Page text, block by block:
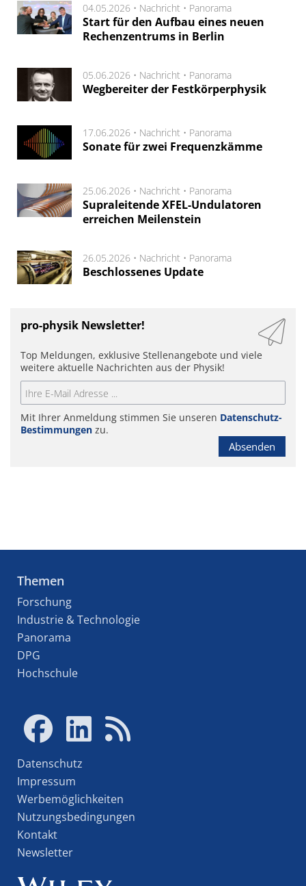
04.05.2026 • Nachricht • Panorama
Start für den Aufbau eines neuen
Rechenzentrums in Berlin
05.06.2026 • Nachricht • Panorama
Wegbereiter der Festkörperphysik
17.06.2026 • Nachricht • Panorama
Sonate für zwei Frequenzkämme
25.06.2026 • Nachricht • Panorama
Supraleitende XFEL-Undulatoren
erreichen Meilenstein
26.05.2026 • Nachricht • Panorama
Beschlossenes Update
pro-physik Newsletter!
Top Meldungen, exklusive Stellenangebote und viele
weitere aktuelle Nachrichten aus der Physik!
Mit Ihrer Anmeldung stimmen Sie unseren Datenschutz-
Bestimmungen zu.
Absenden
Themen
Forschung
Industrie & Technologie
Panorama
DPG
Hochschule
Datenschutz
Impressum
Werbemöglichkeiten
Nutzungsbedingungen
Kontakt
Newsletter